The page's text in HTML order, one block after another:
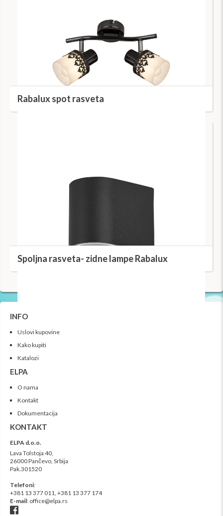
Rabalux spot rasveta
Spoljna rasveta- zidne lampe Rabalux
INFO
Uslovi kupovine
Kako kupiti
Katalozi
ELPA
O nama
Kontakt
Dokumentacija
KONTAKT
ELPA d.o.o.
Lava Tolstoja 40,
26000 Pančevo, Srbija
Pak.301520
Telefoni:
+381 13 377 011, +381 13 377 174
E-mail: office@elpa.rs